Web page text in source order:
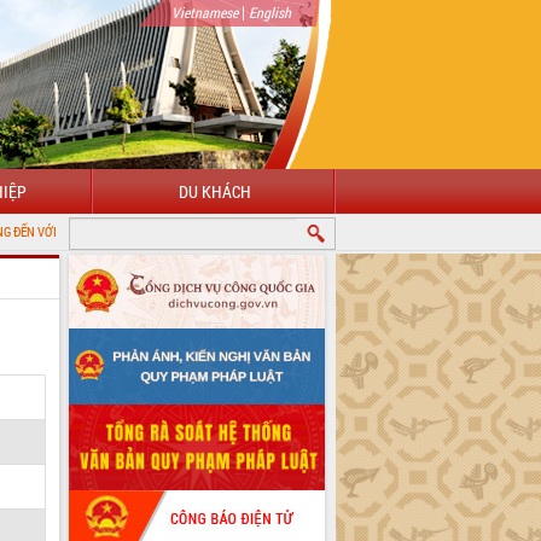
Vietnamese| English
DU KHÁCH
THÔNG TIN ĐIỆN TỬ TỈNH ĐẮK LẮK